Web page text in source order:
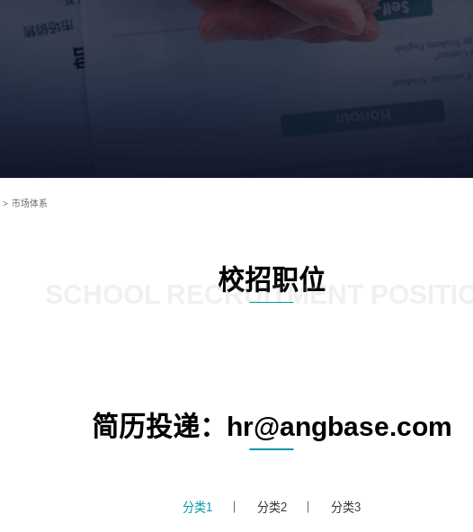
> 市场体系
校招职位
SCHOOL RECRUITMENT
简历投递：hr@angbase.com
分类1 分类2 分类3